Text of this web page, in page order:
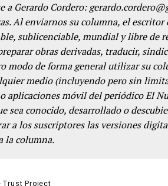
a Gerardo Cordero:
Al enviarnos su columna, el escritor
sublicenciable, mundial y libre de
obras derivadas, traducir,
modo de forma general utilizar su
medio (incluyendo pero sin
aplicaciones móvil del periódico El
sea conocido, desarrollado o
a los suscriptores las versiones
la columna.